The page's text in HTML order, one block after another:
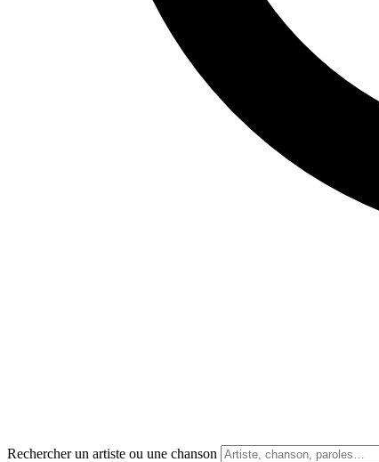
Rechercher un artiste ou une chanson